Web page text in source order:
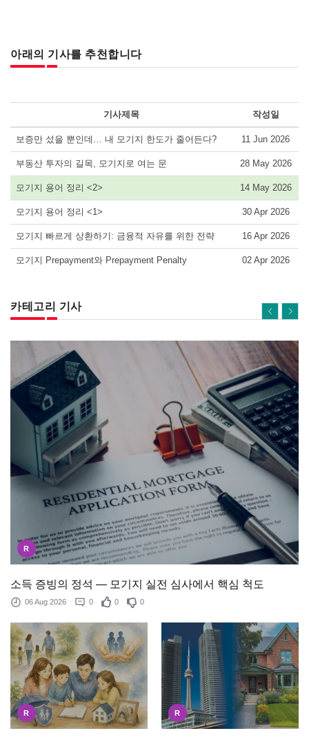
아래의 기사를 추천합니다
기사제목 작성일
보증만 섰을 뿐인데… 내 모기지 한도가 줄어든다? 11 Jun 2026
부동산 투자의 길목, 모기지로 여는 문 28 May 2026
모기지 용어 정리 <2> 14 May 2026
모기지 용어 정리 <1> 30 Apr 2026
모기지 빠르게 상환하기: 금융적 자유를 위한 전략 16 Apr 2026
모기지 Prepayment와 Prepayment Penalty 02 Apr 2026
카테고리 기사
R
소득 증빙의 정석 — 모기지 실전 심사에서 핵심 척도
06 Aug 2026 0 0 0
R R